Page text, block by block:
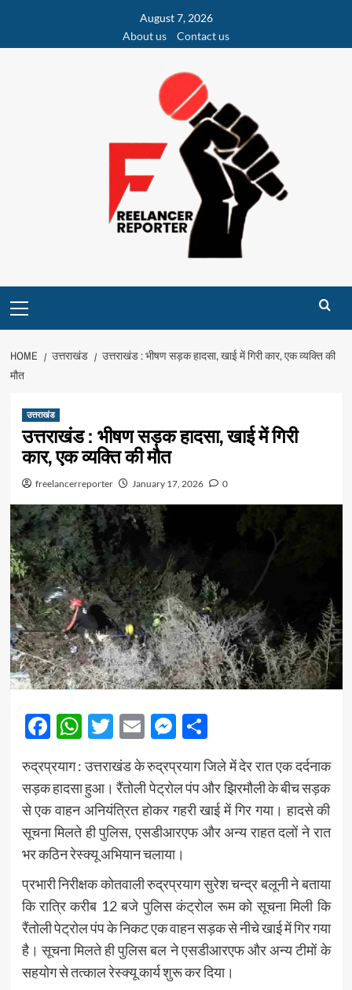
content
August 7, 2026
About us
Contact us
Menu
HOME उत्तराखंड
उत्तराखंड : भीषण सड़क हादसा, खाई में गिरी कार, एक व्यक्ति की
मौत
उत्तराखंड
उत्तराखंड : भीषण सड़क हादसा, खाई में गिरी
कार, एक व्यक्ति की मौत
freelancerreporter January 17, 2026 0
Facebook
WhatsApp
Twitter
EmailMessenger
Share
रुद्रप्रयाग : उत्तराखंड के रुद्रप्रयाग जिले में देर रात एक दर्दनाक
सड़क हादसा हुआ। रैंतोली पेट्रोल पंप और झिरमौली के बीच सड़क
से एक वाहन अनियंत्रित होकर गहरी खाई में गिर गया। हादसे की
सूचना मिलते ही पुलिस, एसडीआरएफ और अन्य राहत दलों ने रात
भर कठिन रेस्क्यू अभियान चलाया।
प्रभारी निरीक्षक कोतवाली रुद्रप्रयाग सुरेश चन्द्र बलूनी ने बताया
कि रात्रि करीब 12 बजे पुलिस कंट्रोल रूम को सूचना मिली कि
रैंतोली पेट्रोल पंप के निकट एक वाहन सड़क से नीचे खाई में गिर गया
है। सूचना मिलते ही पुलिस बल ने एसडीआरएफ और अन्य टीमों के
सहयोग से तत्काल रेस्क्यू कार्य शुरू कर दिया।